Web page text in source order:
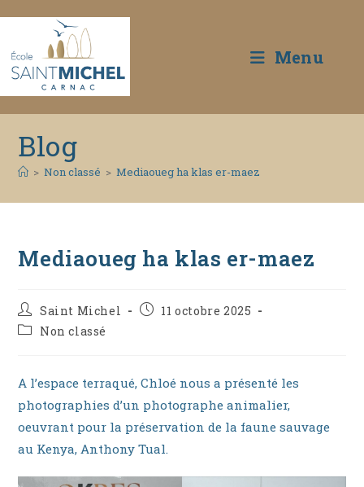
content
Menu
Blog
> Non classé > Mediaoueg ha klas er-maez
Mediaoueg ha klas er-maez
Auteur/autrice
de
la
Saint Michel
Publication
11 octobre 2025
PostNon classé
A l’espace terraqué, Chloé nous a présenté les
photographies d’un photographe animalier,
oeuvrant pour la préservation de la faune sauvage
au Kenya, Anthony Tual.